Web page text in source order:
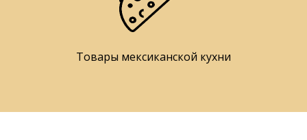
Товары мексиканской кухни